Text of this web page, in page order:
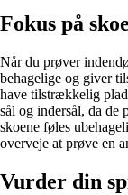
Fokus på
Når du prøver
behagelige og giver
have tilstrækkelig
sål og indersål, da
skoene føles
overveje at prøve en
Vurder din